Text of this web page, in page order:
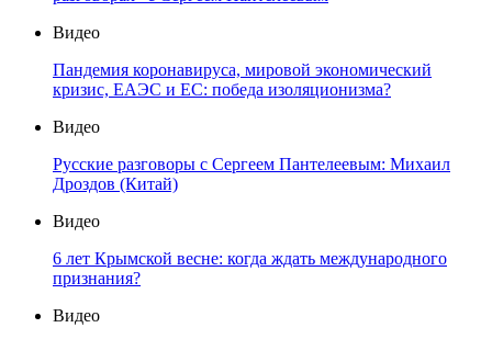
Видео
Пандемия коронавируса, мировой экономический
кризис, ЕАЭС и ЕС: победа изоляционизма?
Видео
Русские разговоры с Сергеем Пантелеевым: Михаил
Дроздов (Китай)
Видео
6 лет Крымской весне: когда ждать международного
признания?
Видео